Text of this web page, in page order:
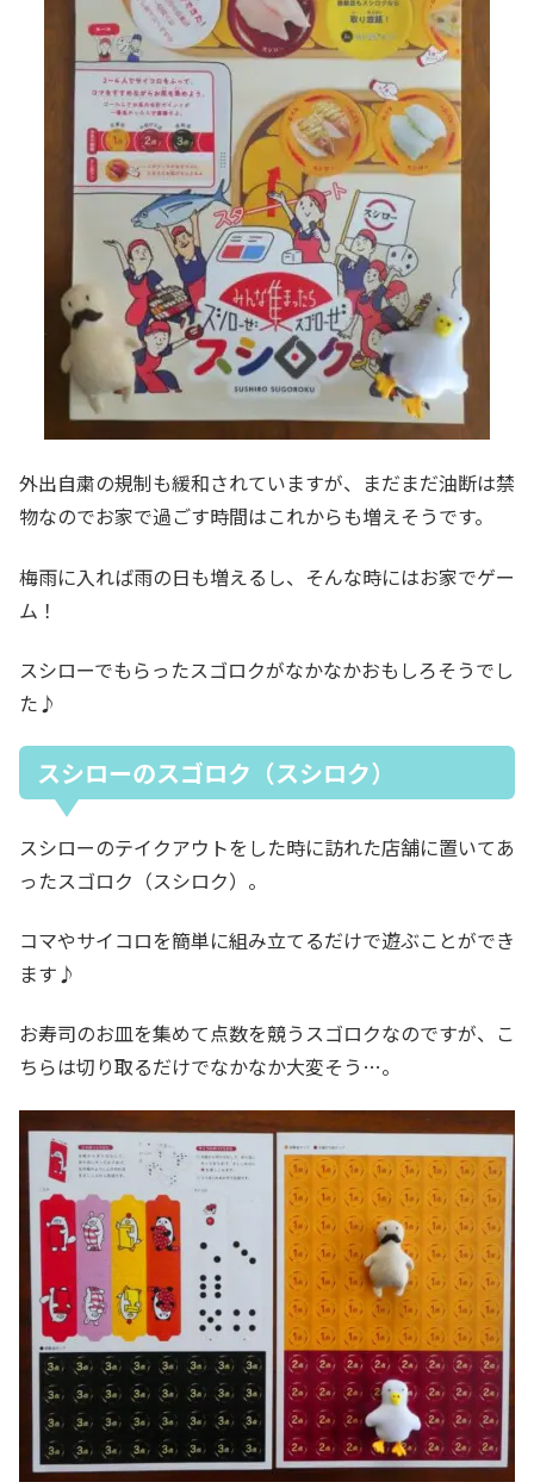
外出自粛の規制も緩和されていますが、まだまだ油断は禁
物なのでお家で過ごす時間はこれからも増えそうです。
梅雨に入れば雨の日も増えるし、そんな時にはお家でゲー
ム！
スシローでもらったスゴロクがなかなかおもしろそうでし
た♪
スシローのスゴロク（スシロク）
スシローのテイクアウトをした時に訪れた店舗に置いてあ
ったスゴロク（スシロク）。
コマやサイコロを簡単に組み立てるだけで遊ぶことができ
ます♪
お寿司のお皿を集めて点数を競うスゴロクなのですが、こ
ちらは切り取るだけでなかなか大変そう…。